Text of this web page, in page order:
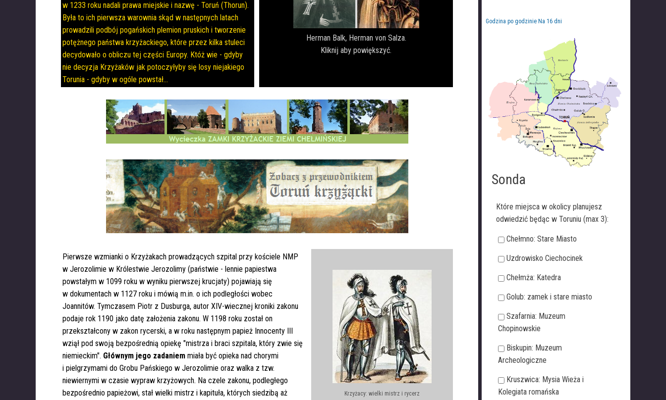
w 1233 roku nadali prawa miejskie i nazwę - Toruń (Thorun).
Była to ich pierwsza warownia skąd w następnych latach
prowadzili podbój pogańskich plemion pruskich i tworzenie
potężnego państwa krzyżackiego, które przez kilka stuleci
decydowało o obliczu tej części Europy. Któż wie - gdyby
nie decyzja Krzyżaków jak potoczyłyby się losy niejakiego
Torunia - gdyby w ogóle powstał...
Herman Balk, Herman von Salza.
Kliknij aby powiększyć.
Pierwsze wzmianki o Krzyżakach prowadzących szpital przy kościele NMP
w Jerozolimie w Królestwie Jerozolimy (państwie - lennie papiestwa
powstałym w 1099 roku w wyniku pierwszej krucjaty) pojawiają się
w dokumentach w 1127 roku i mówią m.in. o ich podległości wobec
Joannitów. Tymczasem Piotr z Dusburga, autor XIV-wiecznej kroniki zakonu
podaje rok 1190 jako datę założenia zakonu. W 1198 roku został on
przekształcony w zakon rycerski, a w roku następnym papież Innocenty III
wziął pod swoją bezpośrednią opiekę "mistrza i braci szpitala, który zwie się
niemieckim". Głównym jego zadaniem miała być opieka nad chorymi
i pielgrzymami do Grobu Pańskiego w Jerozolimie oraz walka z tzw.
niewiernymi w czasie wypraw krzyżowych. Na czele zakonu, podległego
bezpośrednio papieżowi, stał wielki mistrz i kapituła, których siedzibą aż
Krzyżacy: wielki mistrz i rycerz
Godzina po godzinie Na 16 dni
Sonda
Które miejsca w okolicy planujesz
odwiedzić będąc w Toruniu (max 3):
Chełmno: Stare Miasto
Uzdrowisko Ciechocinek
Chełmża: Katedra
Golub: zamek i stare miasto
Szafarnia: Muzeum
Chopinowskie
Biskupin: Muzeum
Archeologiczne
Kruszwica: Mysia Wieża i
Kolegiata romańska